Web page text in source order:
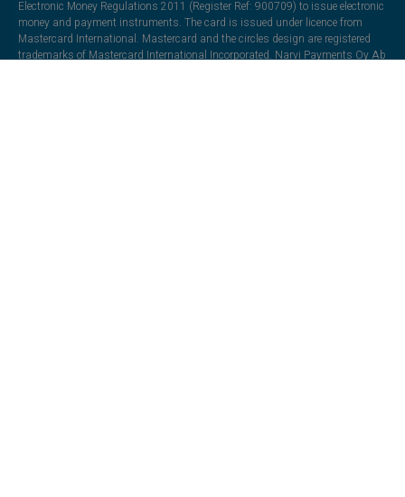
Electronic Money Regulations 2011 (Register Ref: 900709) to issue electronic
money and payment instruments. The card is issued under licence from
Mastercard International. Mastercard and the circles design are registered
trademarks of Mastercard International Incorporated. Narvi Payments Oy Ab